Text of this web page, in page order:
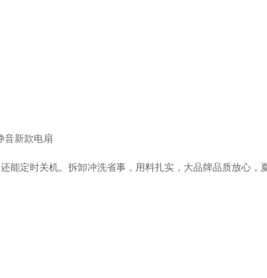
音新款电扇
定时关机。拆卸冲洗省事，用料扎实，大品牌品质放心，